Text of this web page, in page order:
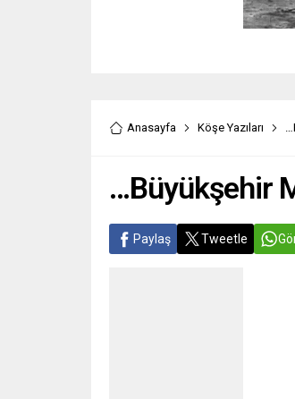
Anasayfa Köşe Yazıları
…Büyükşehir
Paylaş Tweetle